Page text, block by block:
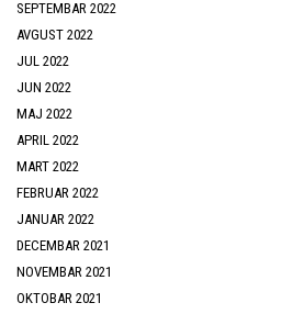
SEPTEMBAR 2022
AVGUST 2022
JUL 2022
JUN 2022
MAJ 2022
APRIL 2022
MART 2022
FEBRUAR 2022
JANUAR 2022
DECEMBAR 2021
NOVEMBAR 2021
OKTOBAR 2021